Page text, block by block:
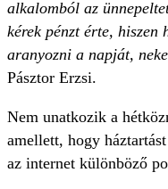
alkalomból az
kérek pénzt érte, hiszen
aranyozni a napját,
Pásztor Erzsi.
Nem unatkozik a
amellett, hogy
az internet különböző